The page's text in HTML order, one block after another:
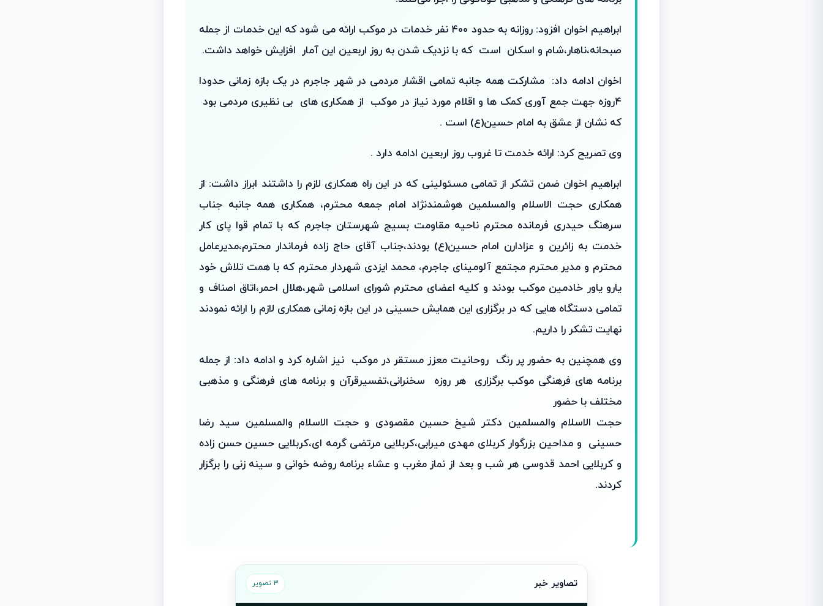
ابراهیم اخوان افزود: روزانه به حدود ۴۰۰ نفر خدمات در موکب ارائه می شود که این خدمات از جمله
صبحانه،ناهار،شام و اسکان است که با نزدیک شدن به روز اربعین این آمار افزایش خواهد داشت.
اخوان ادامه داد: مشارکت همه جانبه تمامی اقشار مردمی در شهر جاجرم در یک بازه زمانی حدودا
۴روزه جهت جمع آوری کمک ها و اقلام مورد نیاز در موکب از همکاری های بی نظیری مردمی بود
که نشان از عشق به امام حسین(ع) است .
وی تصریح کرد: ارائه خدمت تا غروب روز اربعین ادامه دارد .
ابراهیم اخوان ضمن تشکر از تمامی مسئولینی که در این راه همکاری لازم را داشتند ابراز داشت: از
همکاری حجت الاسلام والمسلمین هوشمندنژاد امام جمعه محترم، همکاری همه جانبه جناب
سرهنگ حیدری فرمانده محترم ناحیه مقاومت بسیج شهرستان جاجرم که با تمام قوا پای کار
خدمت به زائرین و عزادارن امام حسین(ع) بودند،جناب آقای حاج زاده فرماندار محترم،مدیرعامل
محترم و مدیر محترم مجتمع آلومینای جاجرم، محمد ایزدی شهردار محترم که با همت تلاش خود
یارو یاور خادمین موکب بودند و کلیه اعضای محترم شورای اسلامی شهر،هلال احمر،اتاق اصناف و
تمامی دستگاه هایی که در برگزاری این همایش حسینی در این بازه زمانی همکاری لازم را ارائه نمودند
نهایت تشکر را داریم.
وی همچنین به حضور پر رنگ روحانیت معزز مستقر در موکب نیز اشاره کرد و ادامه داد: از جمله
برنامه های فرهنگی موکب برگزاری هر روزه سخنرانی،تفسیرقرآن و برنامه های فرهنگی و مذهبی
مختلف با حضور
حجت الاسلام والمسلمین دکتر شیخ حسین مقصودی و حجت الاسلام والمسلمین سید رضا
حسینی و مداحین بزرگوار کربلای مهدی میرابی،کربلایی مرتضی گرمه ای،کربلایی حسین حسن زاده
و کربلایی احمد قدوسی هر شب و بعد از نماز مغرب و عشاء برنامه روضه خوانی و سینه زنی را برگزار
کردند.
تصاویر خبر 3 تصویر